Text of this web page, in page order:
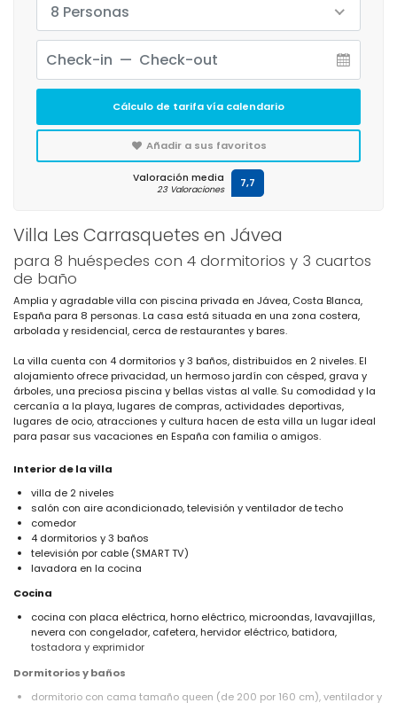
Villa Les Carrasquetes en Jávea
para 8 huéspedes con 4 dormitorios y 3 cuartos
de baño
Amplia y agradable villa con piscina privada en Jávea, Costa Blanca,
España para 8 personas. La casa está situada en una zona costera,
arbolada y residencial, cerca de restaurantes y bares.
La villa cuenta con 4 dormitorios y 3 baños, distribuidos en 2 niveles. El
alojamiento ofrece privacidad, un hermoso jardín con césped, grava y
árboles, una preciosa piscina y bellas vistas al valle. Su comodidad y la
cercanía a la playa, lugares de compras, actividades deportivas,
lugares de ocio, atracciones y cultura hacen de esta villa un lugar ideal
para pasar sus vacaciones en España con familia o amigos.
Interior de la villa
villa de 2 niveles
salón con aire acondicionado, televisión y ventilador de techo
comedor
4 dormitorios y 3 baños
televisión por cable (SMART TV)
lavadora en la cocina
Cocina
cocina con placa eléctrica, horno eléctrico, microondas, lavavajillas,
nevera con congelador, cafetera, hervidor eléctrico, batidora,
tostadora y exprimidor
Dormitorios y baños
dormitorio con cama tamaño queen (de 200 por 160 cm), ventilador y
8 Personas
Cálculo de tarifa vía calendario
Añadir a sus favoritos
Valoración media
23 Valoraciones 7,7